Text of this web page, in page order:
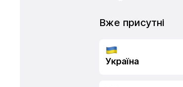
Вже присутні
Україна